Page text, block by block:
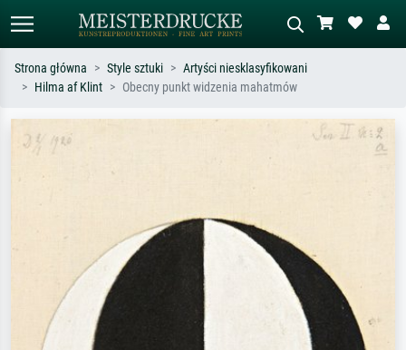
Szukaj wg artysty, tytułu lub stylu – np.
impresjonizm, fala Hokusaia, akt.
Opisz scenę – np. zielona łąka,
abstrakcja z czerwienią, ciemny olej,
Strona główna Style sztuki
Artyści niesklasyfikowani
Hilma af Klint
Obecny punkt widzenia mahatmów